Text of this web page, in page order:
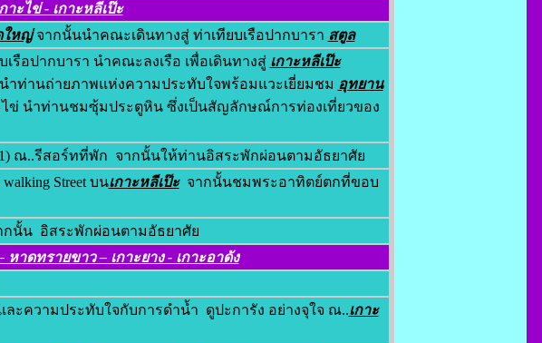
าะไข่ - เกาะหลีเป๊ะ
ใหญ่จากนั้นนำคณะเดินทางสู่ ท่าเทียบเรือปากบารา สตูล
อปากบารา นำคณะลงเรือ เพื่อเดินทางสู่ เกาะหลีเป๊ะ
ำท่านถ่ายภาพแห่งความประทับใจพร้อมแวะเยี่ยมชม อุทยาน
ไข่ นำท่านชมซุ้มประตูหิน ซึ่งเป็นสัญลักษณ์การท่องเที่ยวของ
ณ..รีสอร์ทที่พัก จากนั้นให้ท่านอิสระพักผ่อนตามอัธยาศัย
Street บนเกาะหลีเป๊ะจากนั้นชมพระอาทิตย์ตกที่ขอบ
กนั้น อิสระพักผ่อนตามอัธยาศัย
หาดทรายขาว – เกาะยาง - เกาะอาดัง
ะความประทับใจกับการดำน้ำ ดูปะการัง อย่างจุใจ ณ..เกาะ